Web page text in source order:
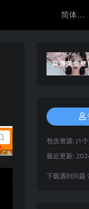
包含资源: (1
最近更新:
下载遇到问题